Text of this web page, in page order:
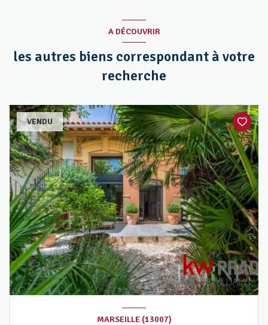
A DÉCOUVRIR
les autres biens correspondant à votre
recherche
VENDU
MARSEILLE (13007)